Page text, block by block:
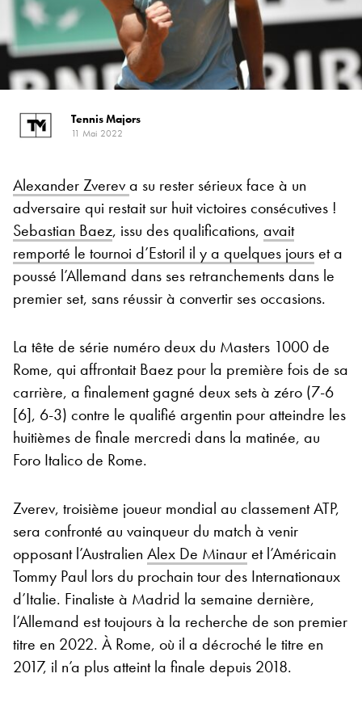
Tennis Majors
11 Mai 2022
Alexander Zvereva su rester sérieux face à un
adversaire qui restait sur huit victoires consécutives !
Sebastian Baez, issu des qualifications, avait
remporté le tournoi d’Estoril il y a quelques jourset a
poussé l’Allemand dans ses retranchements dans le
premier set, sans réussir à convertir ses occasions.
La tête de série numéro deux du Masters 1000 de
Rome, qui affrontait Baez pour la première fois de sa
carrière, a finalement gagné deux sets à zéro (7-6
[6], 6-3) contre le qualifié argentin pour atteindre les
huitièmes de finale mercredi dans la matinée, au
Foro Italico de Rome.
Zverev, troisième joueur mondial au classement ATP,
sera confronté au vainqueur du match à venir
opposant l’Australien Alex De Minauret l’Américain
Tommy Paul lors du prochain tour des Internationaux
d’Italie. Finaliste à Madrid la semaine dernière,
l’Allemand est toujours à la recherche de son premier
titre en 2022. À Rome, où il a décroché le titre en
2017, il n’a plus atteint la finale depuis 2018.